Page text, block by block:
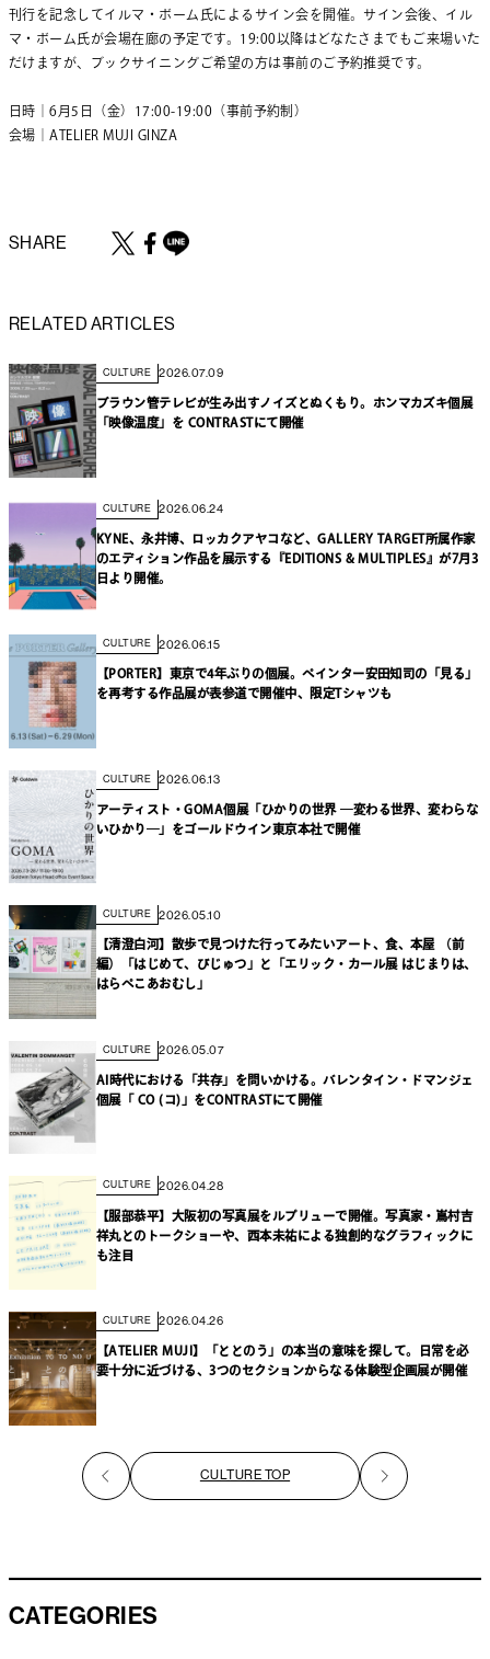
刊行を記念してイルマ・ボーム氏によるサイン会を開催。サイン会後、イル
マ・ボーム氏が会場在廊の予定です。19:00以降はどなたさまでもご来場いた
だけますが、ブックサイニングご希望の方は事前のご予約推奨です。
日時│6月5日（金）17:00-19:00（事前予約制）
会場│ATELIER MUJI GINZA
SHARE
RELATED ARTICLES
CULTURE 2026.07.09
ブラウン管テレビが生み出すノイズとぬくもり。ホンマカズキ個展
「映像温度」を CONTRASTにて開催
CULTURE 2026.06.24
KYNE、永井博、ロッカクアヤコなど、GALLERY TARGET所属作家
のエディション作品を展示する『EDITIONS & MULTIPLES』が7月3
日より開催。
CULTURE 2026.06.15
【PORTER】東京で4年ぶりの個展。ペインター安田知司の「見る」
を再考する作品展が表参道で開催中、限定Tシャツも
CULTURE 2026.06.13
アーティスト・GOMA個展「ひかりの世界 ―変わる世界、変わらな
いひかり―」をゴールドウイン東京本社で開催
CULTURE 2026.05.10
【清澄白河】散歩で見つけた行ってみたいアート、食、本屋 （前
編）「はじめて、びじゅつ」と「エリック・カール展 はじまりは、
はらぺこあおむし」
CULTURE 2026.05.07
AI時代における「共存」を問いかける。バレンタイン・ドマンジェ
個展「 CO (コ)」をCONTRASTにて開催
CULTURE 2026.04.28
【服部恭平】大阪初の写真展をルプリューで開催。写真家・嶌村吉
祥丸とのトークショーや、西本未祐による独創的なグラフィックに
も注目
CULTURE 2026.04.26
【ATELIER MUJI】「ととのう」の本当の意味を探して。日常を必
要十分に近づける、3つのセクションからなる体験型企画展が開催
CULTURE TOP
CATEGORIES